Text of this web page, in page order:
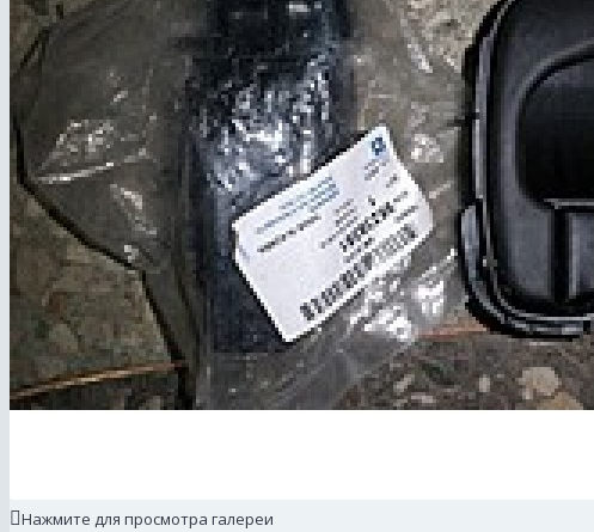
Нажмите для просмотра галереи